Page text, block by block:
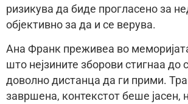
ризикува да биде прогласено за
објективно за да и се верува.
Ана Франк преживеа во
што нејзините зборови стигнаа до
доволно дистанца да ги прими.
завршена, контекстот беше јасен,